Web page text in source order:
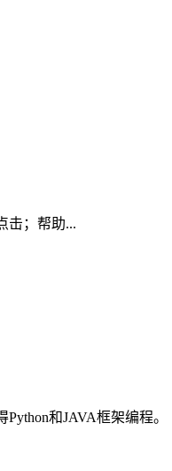
击；帮助...
和JAVA框架编程。